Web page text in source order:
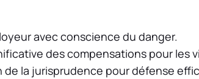
avec conscience du danger.
des compensations pour les
la jurisprudence pour défense